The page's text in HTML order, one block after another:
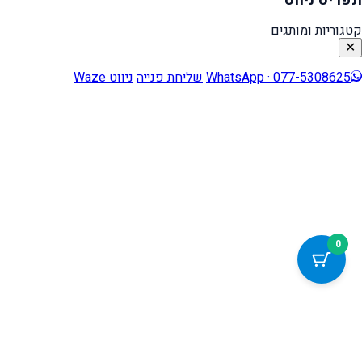
קטגוריות ומותגים
✕
WhatsApp · 077-5308625שליחת פנייהניווט Waze
0